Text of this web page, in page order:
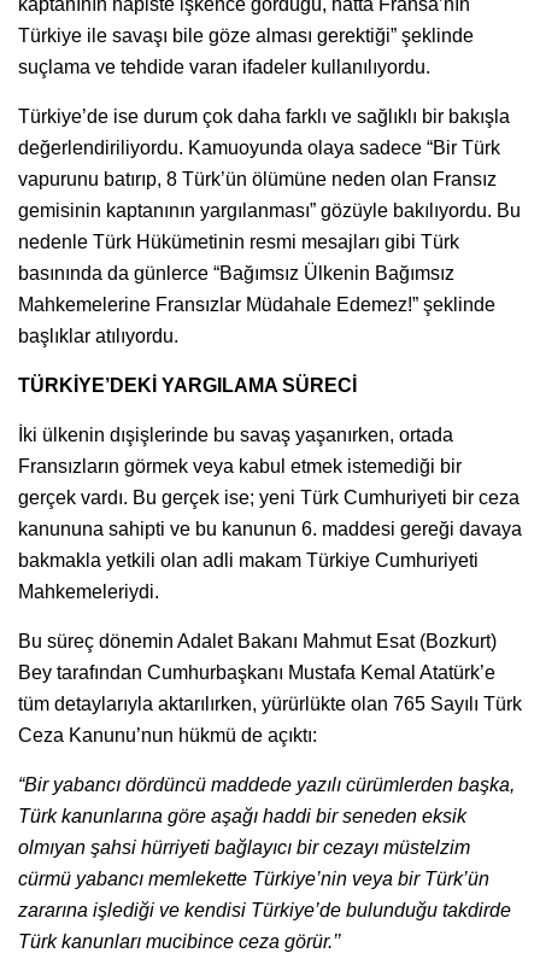
Türkiye ile savaşı bile göze alması gerektiği” şeklinde
suçlama ve tehdide varan ifadeler kullanılıyordu.
Türkiye’de ise durum çok daha farklı ve sağlıklı bir bakışla
değerlendiriliyordu. Kamuoyunda olaya sadece “Bir Türk
vapurunu batırıp, 8 Türk’ün ölümüne neden olan Fransız
gemisinin kaptanının yargılanması” gözüyle bakılıyordu. Bu
nedenle Türk Hükümetinin resmi mesajları gibi Türk
basınında da günlerce “Bağımsız Ülkenin Bağımsız
Mahkemelerine Fransızlar Müdahale Edemez!” şeklinde
başlıklar atılıyordu.
TÜRKİYE’DEKİ YARGILAMA SÜRECİ
İki ülkenin dışişlerinde bu savaş yaşanırken, ortada
Fransızların görmek veya kabul etmek istemediği bir
gerçek vardı. Bu gerçek ise; yeni Türk Cumhuriyeti bir ceza
kanununa sahipti ve bu kanunun 6. maddesi gereği davaya
bakmakla yetkili olan adli makam Türkiye Cumhuriyeti
Mahkemeleriydi.
Bu süreç dönemin Adalet Bakanı Mahmut Esat (Bozkurt)
Bey tarafından Cumhurbaşkanı Mustafa Kemal Atatürk’e
tüm detaylarıyla aktarılırken, yürürlükte olan 765 Sayılı Türk
Ceza Kanunu’nun hükmü de açıktı:
“Bir yabancı dördüncü maddede yazılı cürümlerden başka,
Türk kanunlarına göre aşağı haddi bir seneden eksik
olmıyan şahsi hürriyeti bağlayıcı bir cezayı müstelzim
cürmü yabancı memlekette Türkiye’nin veya bir Türk’ün
zararına işlediği ve kendisi Türkiye’de bulunduğu takdirde
Türk kanunları mucibince ceza görür.’’